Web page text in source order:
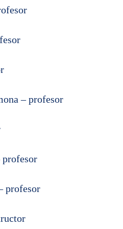
– profesor
profesor